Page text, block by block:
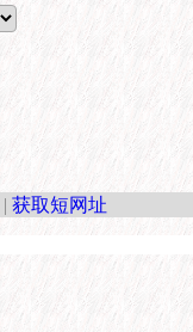
| 获取短网址